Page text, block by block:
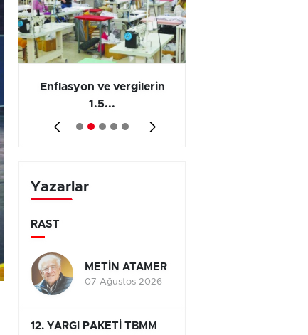
Enflasyon ve vergilerin
1.5...
Yazarlar
RAST
METİN ATAMER
07 Ağustos 2026
12. YARGI PAKETİ TBMM